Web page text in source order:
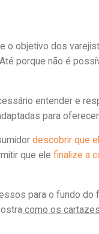
o objetivo dos
porque não é
entender e
para
descobrir que
que elefinalize a
para o fundo do
como os